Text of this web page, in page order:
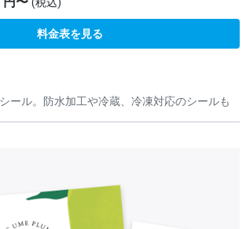
料金表を見る
ール。防水加工や冷蔵、冷凍対応のシールも